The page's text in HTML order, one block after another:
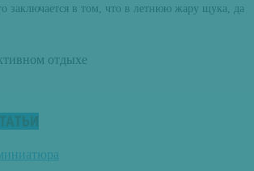
заключается в том, что в летнюю жару щука, да
отдыхе